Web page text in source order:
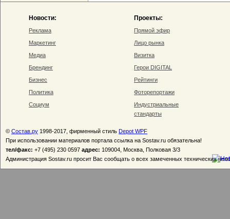
Новости:
Реклама
Маркетинг
Медиа
Брендинг
Бизнес
Политика
Социум
Проекты:
Прямой эфир
Лицо рынка
Визитка
Герои DIGITAL
Рейтинги
Фоторепортажи
Индустриальные
стандарты
© Состав.ру 1998-2017, фирменный стиль Depot WPF
При использовании материалов портала ссылка на Sostav.ru обязательна!
тел/факс: +7 (495) 230 0597 адрес: 109004, Москва, Полковая 3/3
Администрация Sostav.ru просит Вас сообщать о всех замеченных технических